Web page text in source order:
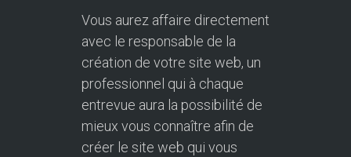
Vous aurez affaire directement
avec le responsable de la
création de votre site web, un
professionnel qui à chaque
entrevue aura la possibilité de
mieux vous connaître afin de
créer le site web qui vous